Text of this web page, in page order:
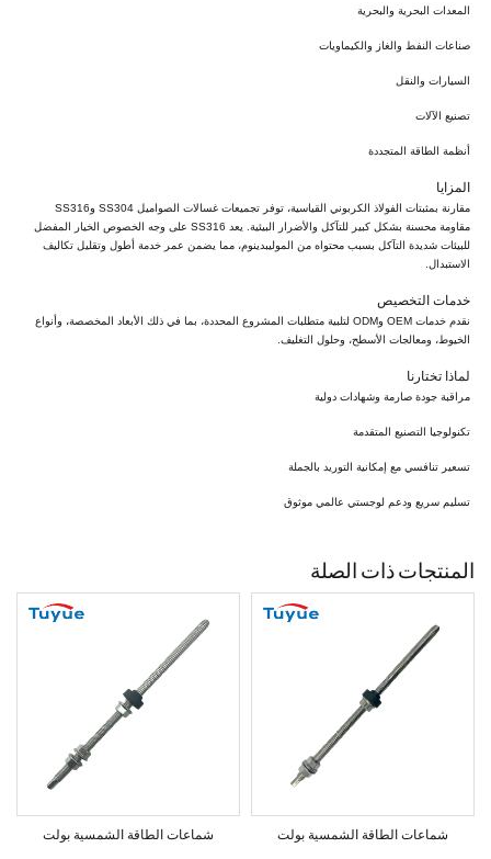
المعدات البحرية والبحرية
صناعات النفط والغاز والكيماويات
السيارات والنقل
تصنيع الآلات
أنظمة الطاقة المتجددة
المزايا
مقارنة بمثبتات الفولاذ الكربوني القياسية، توفر تجميعات غسالات الصواميل SS304 وSS316
مقاومة محسنة بشكل كبير للتآكل والأضرار البيئية. يعد SS316 على وجه الخصوص الخيار المفضل
للبيئات شديدة التآكل بسبب محتواه من الموليبدينوم، مما يضمن عمر خدمة أطول وتقليل تكاليف
الاستبدال.
خدمات التخصيص
نقدم خدمات OEM وODM لتلبية متطلبات المشروع المحددة، بما في ذلك الأبعاد المخصصة، وأنواع
الخيوط، ومعالجات الأسطح، وحلول التغليف.
لماذا تختارنا
مراقبة جودة صارمة وشهادات دولية
تكنولوجيا التصنيع المتقدمة
تسعير تنافسي مع إمكانية التوريد بالجملة
تسليم سريع ودعم لوجستي عالمي موثوق
المنتجات ذات الصلة
شماعات الطاقة الشمسية بولت شماعات الطاقة الشمسية بولت